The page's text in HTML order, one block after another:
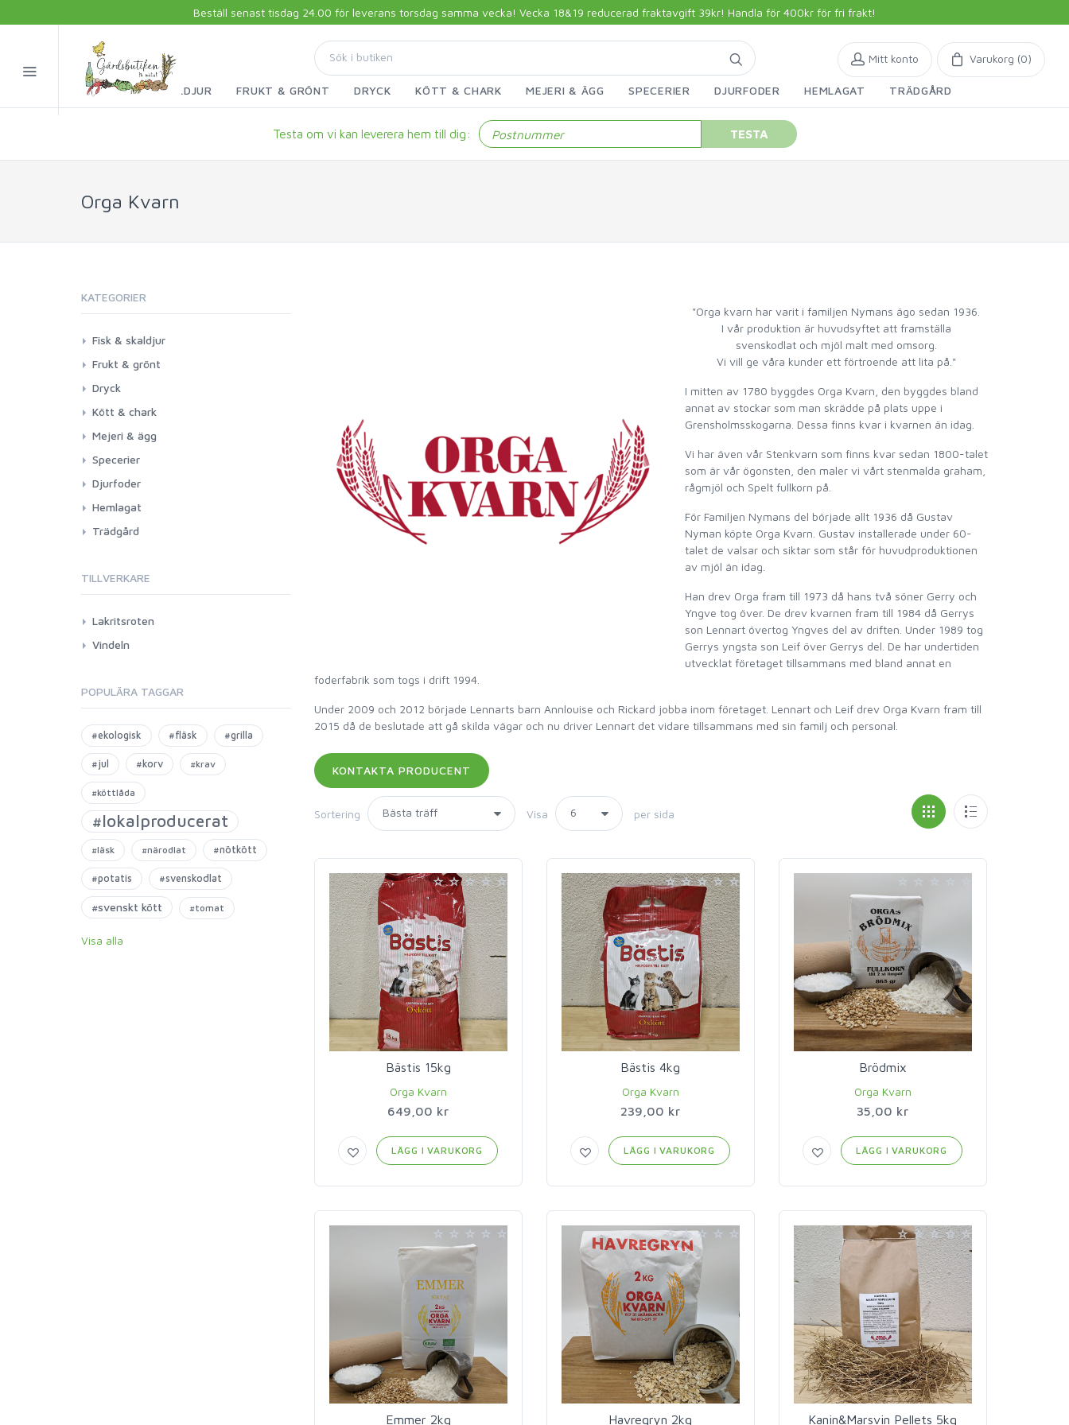
Beställ senast tisdag 24.00 för leverans torsdag samma vecka! Vecka 18&19 reducerad fraktavgift 39kr! Handla för 400kr för fri frakt!
FISK & SKALDJUR FRUKT & GRÖNT DRYCK KÖTT & CHARK MEJERI & ÄGG SPECERIER DJURFODER HEMLAGAT TRÄDGÅRD
Mitt konto Varukorg (0)
Testa om vi kan leverera hem till dig: TESTA
Orga Kvarn
"Orga kvarn har varit i familjen Nymans ägo sedan 1936.
I vår produktion är huvudsyftet att framställa
svenskodlat och mjöl malt med omsorg.
Vi vill ge våra kunder ett förtroende att lita på."
I mitten av 1780 byggdes Orga Kvarn, den byggdes bland
annat av stockar som man skrädde på plats uppe i
Grensholmsskogarna. Dessa finns kvar i kvarnen än idag.
Vi har även vår Stenkvarn som finns kvar sedan 1800-talet
som är vår ögonsten, den maler vi vårt stenmalda graham,
rågmjöl och Spelt fullkorn på.
För Familjen Nymans del började allt 1936 då Gustav
Nyman köpte Orga Kvarn. Gustav installerade under 60-
talet de valsar och siktar som står för huvudproduktionen
av mjöl än idag.
Han drev Orga fram till 1973 då hans två söner Gerry och
Yngve tog över. De drev kvarnen fram till 1984 då Gerrys
son Lennart övertog Yngves del av driften. Under 1989 tog
Gerrys yngsta son Leif över Gerrys del. De har undertiden
utvecklat företaget tillsammans med bland annat en
foderfabrik som togs i drift 1994.
Under 2009 och 2012 började Lennarts barn Annlouise och Rickard jobba inom företaget. Lennart och Leif drev Orga Kvarn fram till
2015 då de beslutade att gå skilda vägar och nu driver Lennart det vidare tillsammans med sin familj och personal.
Sortering Visa per sida
Bästis 15kg
Orga Kvarn
649,00 kr
LÄGG I VARUKORG
Bästis 4kg
Orga Kvarn
239,00 kr
LÄGG I VARUKORG
Brödmix
Orga Kvarn
35,00 kr
LÄGG I VARUKORG
Emmer 2kg Havregryn 2kg Kanin&Marsvin Pellets 5kg
KATEGORIER
Fisk & skaldjur
Frukt & grönt
Dryck
Kött & chark
Mejeri & ägg
Specerier
Djurfoder
Hemlagat
Trädgård
TILLVERKARE
Lakritsroten
Vindeln
POPULÄRA TAGGAR
#ekologisk #fläsk #grilla
#jul #korv #krav
#köttlåda
#lokalproducerat
#läsk #närodlat #nötkött
#potatis #svenskodlat
#svenskt kött #tomat
Visa alla